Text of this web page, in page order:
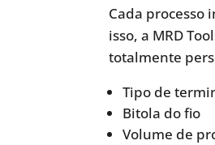
Cada processo
isso, a MRD
totalmente
Tipo de
Bitola do fio
Volume de